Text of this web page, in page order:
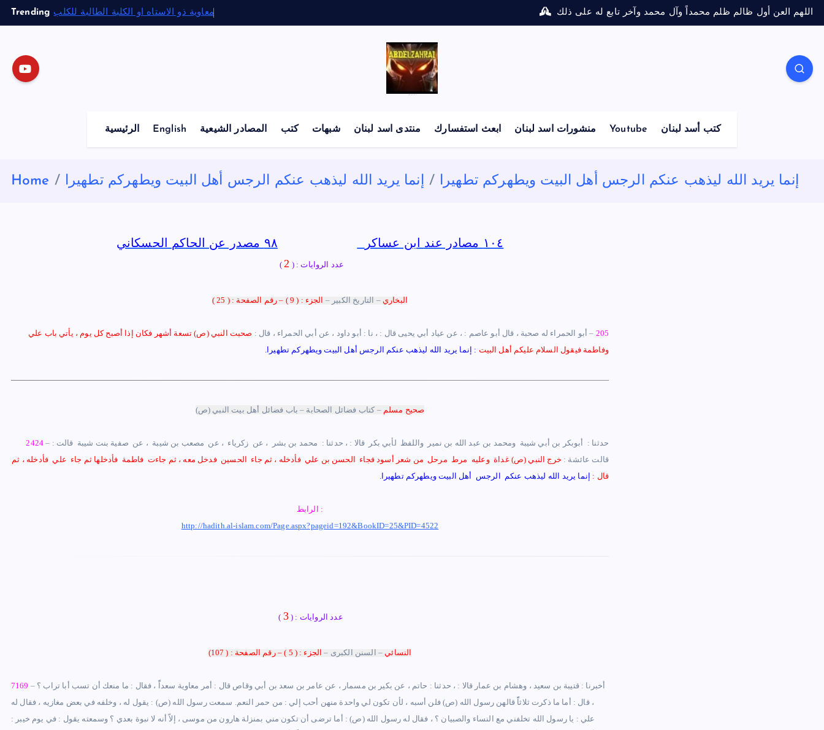
k
Trending معاوية ذو الاستاه او الكلبة الطالبة للكلب اللهم العن أول ظالم ظلم محمداً وآل محمد وآخر تابع له على ذلك
الرئيسية English المصادر الشيعية كتب شبهات منتدى اسد لبنان ابعث استفسارك منشورات اسد لبنان Youtube كتب أسد لبنان
Home إنما يريد الله ليذهب عنكم الرجس أهل البيت ويطهركم تطهيرا إنما يريد الله ليذهب عنكم الرجس أهل البيت ويطهركم تطهيرا
١٠٤ مصادر عند ابن عساكر ٩٨ مصدر عن الحاكم الحسكاني
عدد الروايات : ( 2
)
البخاري – التاريخ الكبير – الجزء : ( 9 ) – رقم الصفحة : (
25
)
205 – أبو الحمراء له صحبة ، قال أبو عاصم : ، عن عياد أبي يحيى قال : ، نا : أبو داود ، عن أبي الحمراء ، قال : صحبت النبي (ص) تسعة أشهر فكان إذا أصبح كل يوم ، يأتي باب علي
وفاطمة فيقول السلام عليكم أهل البيت : إنما يريد الله ليذهب عنكم الرجس أهل البيت ويطهركم تطهيرا.
صحيح مسلم– كتاب فضائل الصحابة – باب فضائل أهل بيت النبي (ص)
2424 – حدثنا : ‏ ‏أبوبكر بن أبي شيبة ‏ ‏ومحمد بن عبد الله بن نمير ‏ ‏واللفظ ‏ ‏لأبي بكر ‏ ‏قالا : ، حدثنا : ‏ ‏محمد بن بشر ‏ ‏، عن ‏ ‏زكرياء ‏ ‏، عن ‏ ‏مصعب بن شيبة ‏ ‏، عن ‏ ‏صفية بنت شيبة ‏ ‏قالت :
قالت عائشة : ‏خرج النبي ‏(ص) ‏غداة ‏ ‏وعليه ‏ ‏مرط ‏ ‏مرحل ‏ ‏من شعر أسود فجاء ‏ ‏الحسن بن علي ‏ ‏فأدخله ، ثم جاء ‏ ‏الحسين ‏ ‏فدخل معه ، ثم جاءت ‏ ‏فاطمة ‏ ‏فأدخلها ثم جاء ‏ ‏علي ‏ ‏فأدخله ، ثم
قال : ‏إنما يريد الله ليذهب عنكم ‏ ‏الرجس ‏ ‏أهل البيت ويطهركم تطهيرا.
الرابط :
http://hadith.al-islam.com/Page.aspx?pageid=192&BookID=25&PID=4522
عدد الروايات : (3
)
النسائي – السنن الكبرى – الجزء : ( 5 ) – رقم الصفحة : ( 107)
7169 – أخبرنا : قتيبة بن سعيد ، وهشام بن عمار قالا : ، حدثنا : حاتم ، عن بكير بن مسمار ، عن عامر بن سعد بن أبي وقاص قال : أمر معاوية سعداًً ، فقال : ما منعك أن تسب أبا تراب ؟
، قال : أما ما ذكرت ثلاثاًً قالهن رسول الله (ص) فلن أسبه ، لأن تكون لي واحدة منهن أحب إلي : من حمر النعم. سمعت رسول الله (ص) : يقول له ، وخلفه في بعض مغازيه ، فقال له
علي : يا رسول الله تخلفني مع النساء والصبيان ؟ ، فقال له رسول الله (ص) : أما ترضى أن تكون مني بمنزلة هارون من موسى ، إلاّ أنه لا نبوة بعدي ؟ وسمعته يقول : في يوم خيبر :